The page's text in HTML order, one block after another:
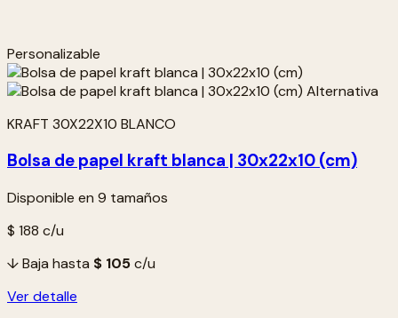
Personalizable
KRAFT 30X22X10 BLANCO
Bolsa de papel kraft blanca | 30x22x10 (cm)
Disponible en 9 tamaños
$ 188 c/u
↓ Baja hasta $ 105c/u
Ver detalle